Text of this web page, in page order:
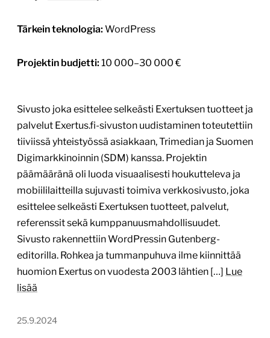
Tärkein teknologia: WordPress
Projektin budjetti: 10 000–30 000 €
Sivusto joka esittelee selkeästi Exertuksen tuotteet ja
palvelut Exertus.fi-sivuston uudistaminen toteutettiin
tiiviissä yhteistyössä asiakkaan, Trimedian ja Suomen
Digimarkkinoinnin (SDM) kanssa. Projektin
päämääränä oli luoda visuaalisesti houkutteleva ja
mobiililaitteilla sujuvasti toimiva verkkosivusto, joka
esittelee selkeästi Exertuksen tuotteet, palvelut,
referenssit sekä kumppanuusmahdollisuudet.
Sivusto rakennettiin WordPressin Gutenberg-
editorilla. Rohkea ja tummanpuhuva ilme kiinnittää
huomion Exertus on vuodesta 2003 lähtien […] Lue
lisää
25.9.2024